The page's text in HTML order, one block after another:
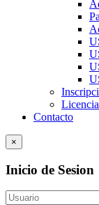
Contacto
×
Inicio de Sesion